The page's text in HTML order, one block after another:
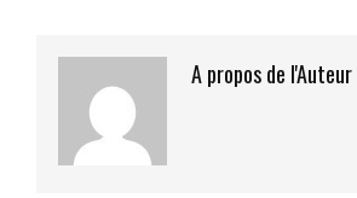
A propos de l'Auteur